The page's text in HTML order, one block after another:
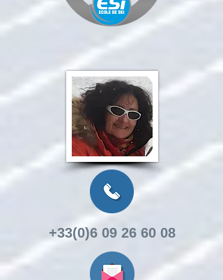
+33(0)6 09 26 60 08